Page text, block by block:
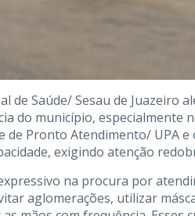
de Saúde/ Sesau de Juazeiro
do município, especialmente
de Pronto Atendimento/ UPA
exigindo atenção
na procura por
aglomerações, utilizar